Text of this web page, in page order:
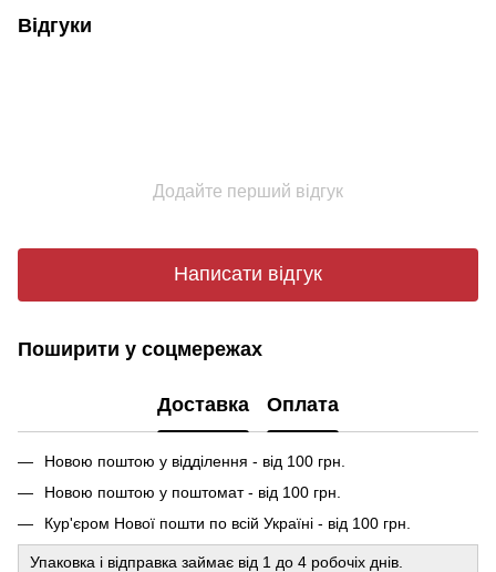
Відгуки
Додайте перший відгук
Написати відгук
Поширити у соцмережах
Доставка Оплата
Новою поштою у відділення - від 100 грн.
Новою поштою у поштомат - від 100 грн.
Кур'єром Нової пошти по всій Україні - від 100 грн.
Упаковка і відправка займає від 1 до 4 робочіх днів.